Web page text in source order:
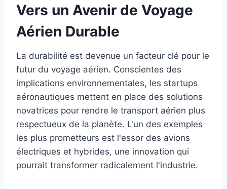
Vers un Avenir de Voyage
Aérien Durable
La durabilité est devenue un facteur clé pour le
futur du voyage aérien. Conscientes des
implications environnementales, les startups
aéronautiques mettent en place des solutions
novatrices pour rendre le transport aérien plus
respectueux de la planète. L'un des exemples
les plus prometteurs est l'essor des avions
électriques et hybrides, une innovation qui
pourrait transformer radicalement l'industrie.